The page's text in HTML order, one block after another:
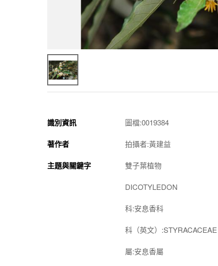
識別資訊 圖檔:0019384
著作者 拍攝者:黃建益
主題與關鍵字 雙子葉植物
DICOTYLEDON
科:安息香科
科（英文）:STYRACACEAE
屬:安息香屬